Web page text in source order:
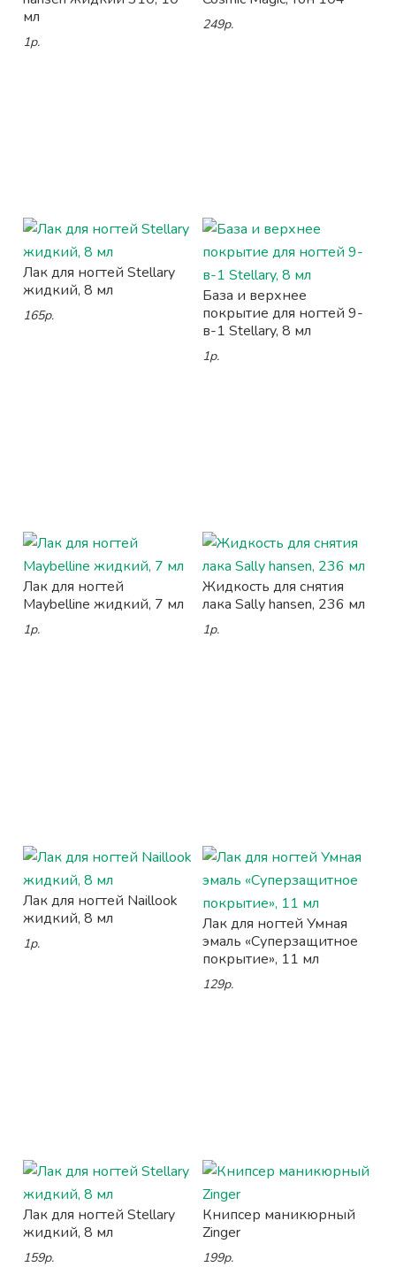
мл
1р.
249р.
Лак для ногтей Stellary
жидкий, 8 мл
165р.
База и верхнее
покрытие для ногтей 9-
в-1 Stellary, 8 мл
1р.
Лак для ногтей
Maybelline жидкий, 7 мл
1р.
Жидкость для снятия
лака Sally hansen, 236 мл
1р.
Лак для ногтей Naillook
жидкий, 8 мл
1р.
Лак для ногтей Умная
эмаль «Суперзащитное
покрытие», 11 мл
129р.
Лак для ногтей Stellary
жидкий, 8 мл
159р.
Книпсер маникюрный
Zinger
199р.